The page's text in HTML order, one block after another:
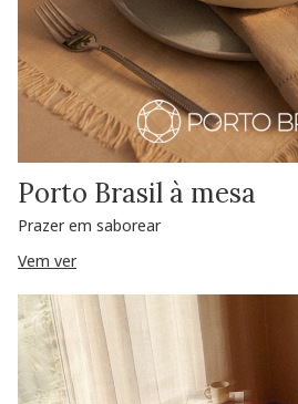
Porto Brasil à mesa
Prazer em saborear
Vem ver